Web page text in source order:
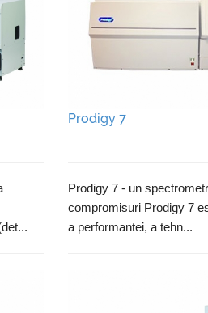
Prodigy 7
Prodigy 7 - un
compromisuri Prodigy 7
a performantei, a tehn...